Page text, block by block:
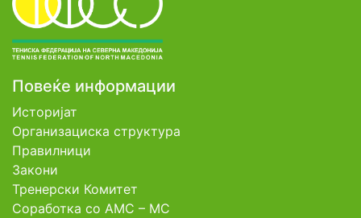
Повеќе информации
Историјат
Организациска структура
Правилници
Закони
Тренерски Комитет
Соработка со АМС – МС